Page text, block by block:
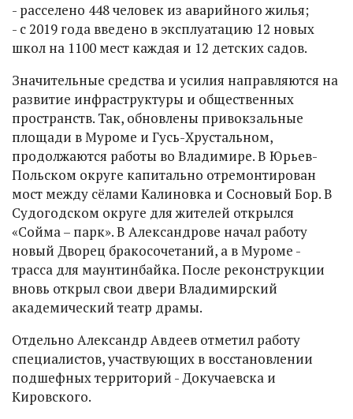
- расселено 448 человек из аварийного жилья;
- с 2019 года введено в эксплуатацию 12 новых
школ на 1100 мест каждая и 12 детских садов.
Значительные средства и усилия направляются на
развитие инфраструктуры и общественных
пространств. Так, обновлены привокзальные
площади в Муроме и Гусь-Хрустальном,
продолжаются работы во Владимире. В Юрьев-
Польском округе капитально отремонтирован
мост между сёлами Калиновка и Сосновый Бор. В
Судогодском округе для жителей открылся
«Сойма – парк». В Александрове начал работу
новый Дворец бракосочетаний, а в Муроме -
трасса для маунтинбайка. После реконструкции
вновь открыл свои двери Владимирский
академический театр драмы.
Отдельно Александр Авдеев отметил работу
специалистов, участвующих в восстановлении
подшефных территорий - Докучаевска и
Кировского.